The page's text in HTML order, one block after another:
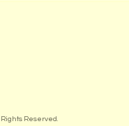
Rights Reserved.